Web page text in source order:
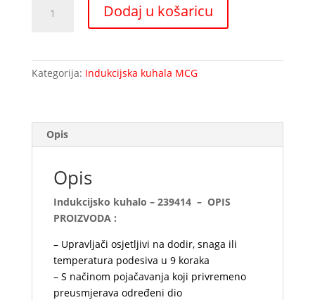
kuhalo
Dodaj u košaricu
Kategorija: Indukcijska kuhala MCG
Opis
Opis
Indukcijsko kuhalo – 239414 – OPIS
PROIZVODA :
– Upravljači osjetljivi na dodir, snaga ili
temperatura podesiva u 9 koraka
– S načinom pojačavanja koji privremeno
preusmjerava određeni dio